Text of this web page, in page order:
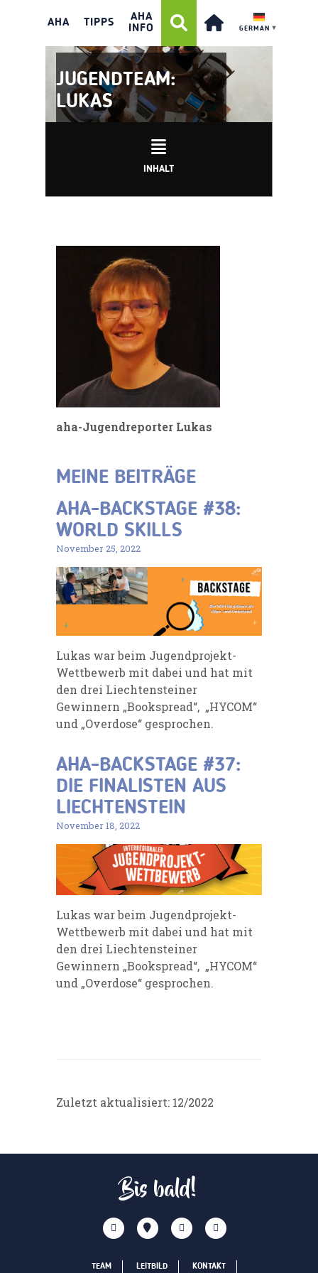
AHA TIPPS
AHA
INFO
GERMAN ▼
JUGENDTEAM:
LUKAS
INHALT
aha-Jugendreporter Lukas
MEINE BEITRÄGE
AHA-BACKSTAGE #38:
WORLD SKILLS
November 25, 2022
Lukas war beim Jugendprojekt-
Wettbewerb mit dabei und hat mit
den drei Liechtensteiner
Gewinnern „Bookspread“, „HYCOM“
und „Overdose“ gesprochen.
AHA-BACKSTAGE #37:
DIE FINALISTEN AUS
LIECHTENSTEIN
November 18, 2022
Lukas war beim Jugendprojekt-
Wettbewerb mit dabei und hat mit
den drei Liechtensteiner
Gewinnern „Bookspread“, „HYCOM“
und „Overdose“ gesprochen.
Zuletzt aktualisiert: 12/2022
Bis bald!
TEAM LEITBILD KONTAKT